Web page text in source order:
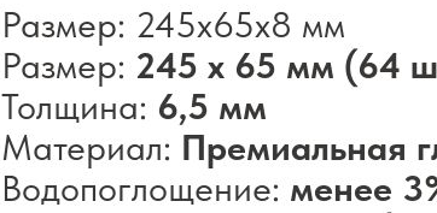
Размер: 245х65х8 мм
Размер: 245 x 65 мм (64
Толщина: 6,5 мм
Материал: Премиальная
Водопоглощение: менее